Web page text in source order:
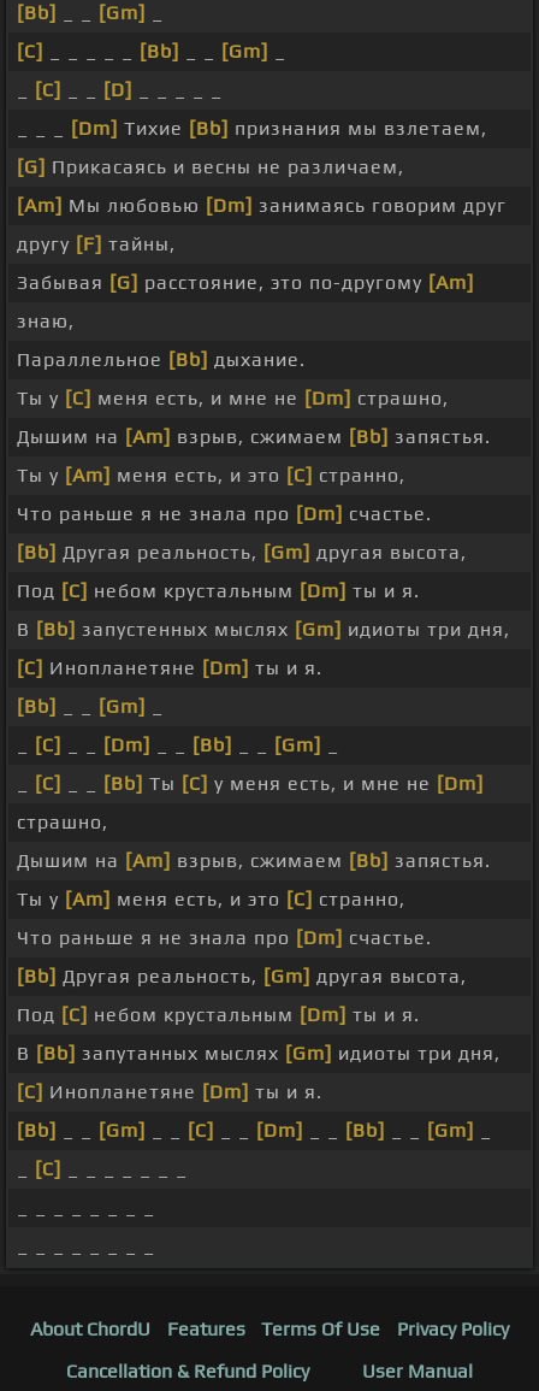
[Bb]
[Gm]
[C]
[Bb] [Gm]
[C] [D]
[Dm] Тихие [Bb] признания мы взлетаем,
[G] Прикасаясь и весны не различаем,
[Am] Мы любовью [Dm] занимаясь говорим друг
другу [F] тайны,
Забывая [G] расстояние, это по-другому [Am]
знаю,
Параллельное [Bb] дыхание.
Ты у [C] меня есть, и мне не [Dm] страшно,
Дышим на [Am] взрыв, сжимаем [Bb] запястья.
Ты у [Am] меня есть, и это [C] странно,
Что раньше я не знала про [Dm] счастье.
[Bb] Другая реальность, [Gm] другая высота,
Под [C] небом крустальным [Dm] ты и я.
В [Bb] запустенных мыслях [Gm] идиоты три дня,
[C] Инопланетяне [Dm] ты и я.
[Bb]
[Gm]
[C] [Dm] [Bb] [Gm]
[C] [Bb] Ты [C] у меня есть, и мне не [Dm]
страшно,
Дышим на [Am] взрыв, сжимаем [Bb] запястья.
Ты у [Am] меня есть, и это [C] странно,
Что раньше я не знала про [Dm] счастье.
[Bb] Другая реальность, [Gm] другая высота,
Под [C] небом крустальным [Dm] ты и я.
В [Bb] запутанных мыслях [Gm] идиоты три дня,
[C] Инопланетяне [Dm] ты и я.
[Bb]
[Gm] [C] [Dm] [Bb] [Gm]
[C]
About ChordU Features Terms Of Use
Privacy Policy
Cancellation & Refund Policy
User Manual